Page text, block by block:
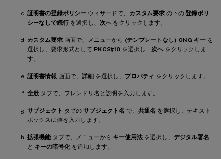
証明書の登録ポリシー ウィザードで、 カスタム要求 の下の 登録ポリ
シーなしで続行 を選択し、 次へ をクリックします。
カスタム要求 画面で、メニューから (テンプレートなし) CNG キー を
選択し、要求形式として PKCS#10 を選択し、 次へ をクリックしま
す。
証明書情報 画面で、 詳細 を選択し、 プロパティ をクリックします。
全般 タブで、フレンドリ名と説明を入力します。
サブジェクト タブの サブジェクト名 で、 共通名 を選択し、テキスト
ボックスに値を入力します。
拡張機能 タブで、メニューから キー使用法 を選択し、 デジタル署名
と キーの暗号化を追加します。